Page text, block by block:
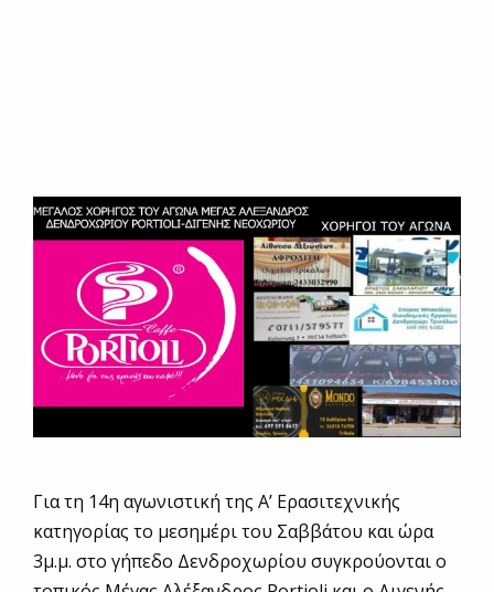
Για τη 14η αγωνιστική της Α’ Ερασιτεχνικής
κατηγορίας το μεσημέρι του Σαββάτου και ώρα
3μ.μ. στο γήπεδο Δενδροχωρίου συγκρούονται ο